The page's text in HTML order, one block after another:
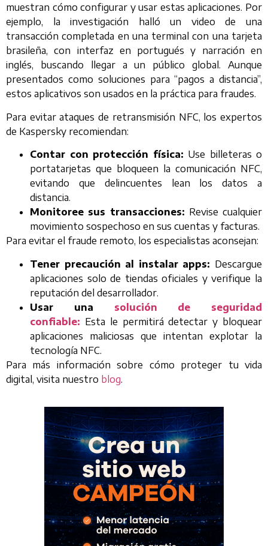
muestran cómo configurar y usar estas aplicaciones. Por
ejemplo, la investigación halló un video de una
transacción completada en una terminal con una tarjeta
brasileña, con interfaz en portugués y narración en
inglés, buscando llegar a un público global. Aunque
presentados como soluciones para “pagos a distancia”,
estos aplicativos son usados en la práctica para fraudes.
Para evitar ataques de retransmisión NFC, los expertos
de Kaspersky recomiendan:
Contar con protección física: Use billeteras o
portatarjetas que bloqueen la comunicación NFC,
evitando que delincuentes lean los datos a
distancia.
Monitoree sus transacciones: Revise cualquier
movimiento sospechoso en sus cuentas y facturas.
Para evitar el fraude remoto, los especialistas aconsejan:
Tener precaución al instalar apps: Descargue
aplicaciones solo de tiendas oficiales y verifique la
reputación del desarrollador.
Usar una solución de seguridad
confiable: Esta le permitirá detectar y bloquear
aplicaciones maliciosas que intentan explotar la
tecnología NFC.
Para más información sobre cómo proteger tu vida
digital, visita nuestro blog.